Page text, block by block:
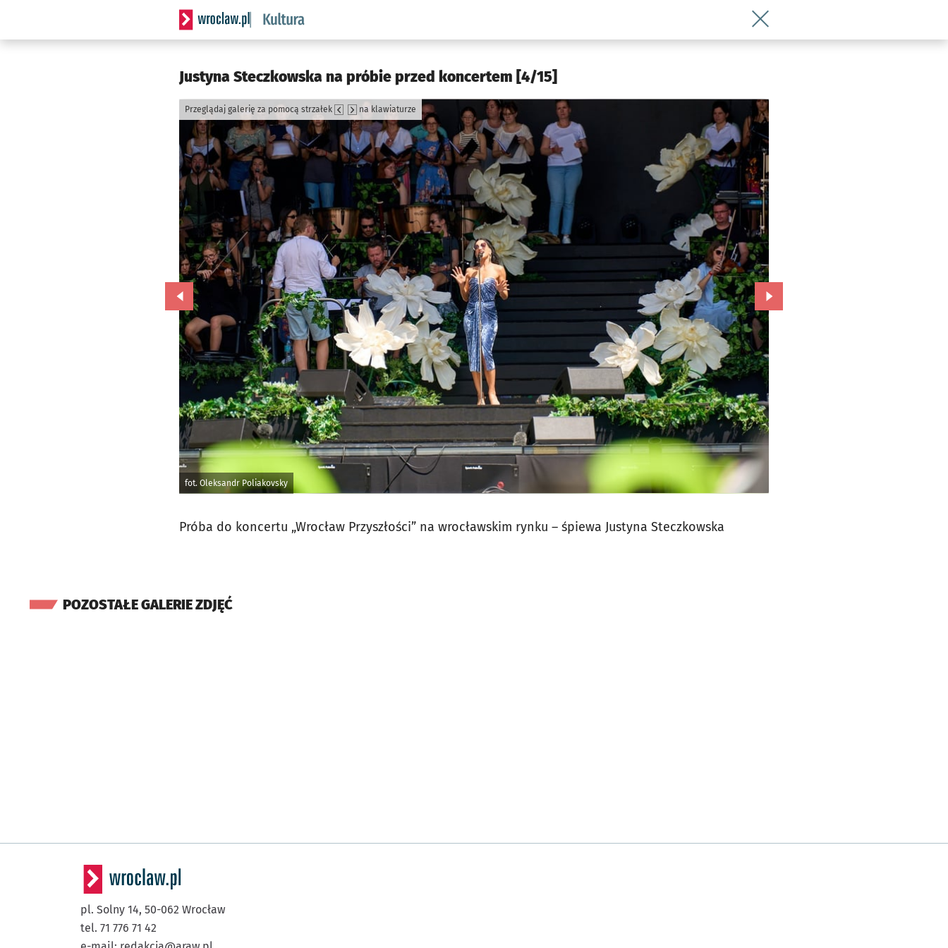
Serwis informacyjny wroclaw.pl podserwis: Kultura
Wróć do artykułu Justyna
Justyna Steczkowska na próbie przed koncertem [4/15]
fot. Oleksandr Poliakovsky
Przeglądaj galerię za pomocą strzałek na klawiaturze
Przejdź do poprzedniego zdjęcia. Przejdź do kolejnego zdjęcia.
Próba do koncertu „Wrocław Przyszłości” na wrocławskim rynku – śpiewa Justyna Steczkowska
POZOSTAŁE GALERIE ZDJĘĆ
pl. Solny 14, 50-062 Wrocław
tel. 71 776 71 42